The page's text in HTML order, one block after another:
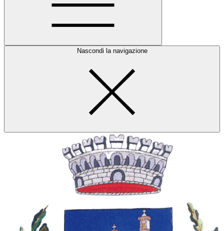
Nascondi la navigazione